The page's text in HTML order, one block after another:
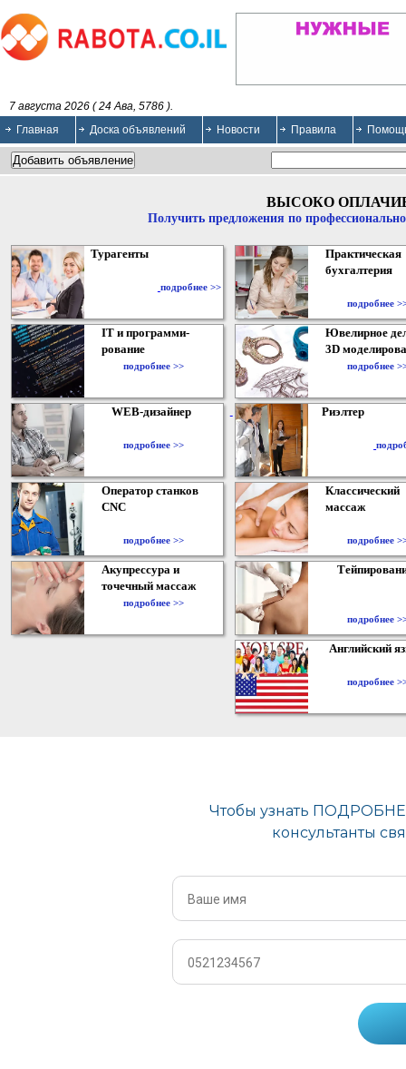
7 августа 2026 ( 24 Ава, 5786 ).
Главная
Доска объявлений Новости Правила
ВЫСОКО
Получить предложения по
Турагенты
подробнее >>
Практическая
бухгалтерия
подробнее
IT и программи-
рование
подробнее >>
Ювелирное
3D
подробнее
WEB-дизайнер
подробнее >>
Риэлтер
Оператор станков
CNC
подробнее >>
Классический
массаж
подробнее
Акупрессура и
точечный массаж
подробнее >>
подробнее
Английский
подробнее